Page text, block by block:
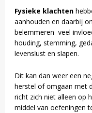
Fysieke klachten
aanhouden en daarbij
belemmeren veel
houding, stemming,
levenslust en slapen.
Dit kan dan weer een
herstel of omgaan met
richt zich niet alleen op
middel van oefeningen